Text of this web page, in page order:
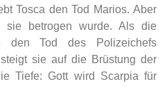
Tosca den Tod Marios. Aber
sie betrogen wurde. Als die
den Tod des Polizeichefs
sie auf die Brüstung der
Tiefe: Gott wird Scarpia für